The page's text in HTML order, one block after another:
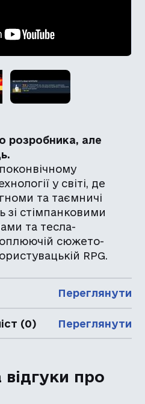
розробника, але
у світі, де
та таємничі
зі стімпанковими
та тесла-
сюжето-
RPG.
Переглянути
(0) Переглянути
про